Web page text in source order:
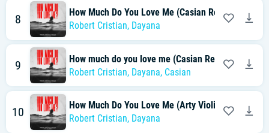
8
How Much Do You Love Me (Casian Remix Radio
Robert Cristian, Dayana
9
How much do you love me (Casian Remix Radio
Robert Cristian, Dayana, Casian
10
How Much Do You Love Me (Arty Violin Remix
Robert Cristian, Dayana